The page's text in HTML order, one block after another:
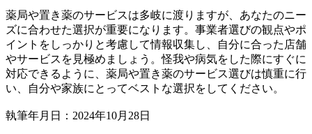
薬局や置き薬のサービスは多岐に渡りますが、あなたのニー
ズに合わせた選択が重要になります。事業者選びの観点やポ
イントをしっかりと考慮して情報収集し、自分に合った店舗
やサービスを見極めましょう。怪我や病気をした際にすぐに
対応できるように、薬局や置き薬のサービス選びは慎重に行
い、自分や家族にとってベストな選択をしてください。
執筆年月日：2024年10月28日